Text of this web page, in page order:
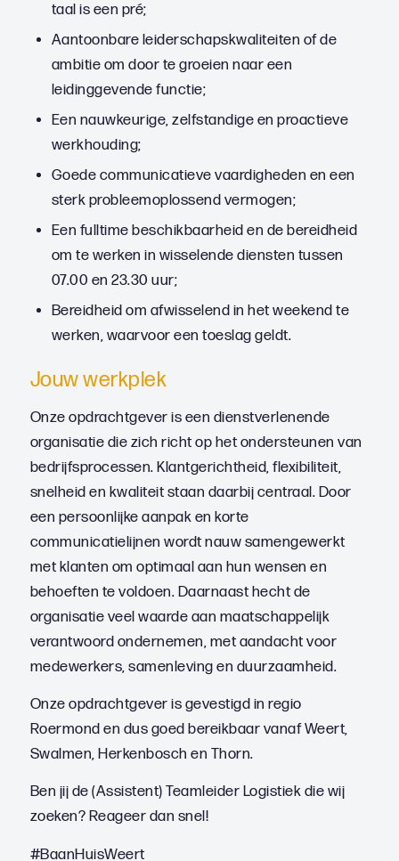
taal is een pré;
Aantoonbare leiderschapskwaliteiten of de
ambitie om door te groeien naar een
leidinggevende functie;
Een nauwkeurige, zelfstandige en proactieve
werkhouding;
Goede communicatieve vaardigheden en een
sterk probleemoplossend vermogen;
Een fulltime beschikbaarheid en de bereidheid
om te werken in wisselende diensten tussen
07.00 en 23.30 uur;
Bereidheid om afwisselend in het weekend te
werken, waarvoor een toeslag geldt.
Jouw werkplek
Onze opdrachtgever is een dienstverlenende
organisatie die zich richt op het ondersteunen van
bedrijfsprocessen. Klantgerichtheid, flexibiliteit,
snelheid en kwaliteit staan daarbij centraal. Door
een persoonlijke aanpak en korte
communicatielijnen wordt nauw samengewerkt
met klanten om optimaal aan hun wensen en
behoeften te voldoen. Daarnaast hecht de
organisatie veel waarde aan maatschappelijk
verantwoord ondernemen, met aandacht voor
medewerkers, samenleving en duurzaamheid.
Onze opdrachtgever is gevestigd in regio
Roermond en dus goed bereikbaar vanaf Weert,
Swalmen, Herkenbosch en Thorn.
Ben jij de (Assistent) Teamleider Logistiek die wij
zoeken? Reageer dan snel!
#BaanHuisWeert